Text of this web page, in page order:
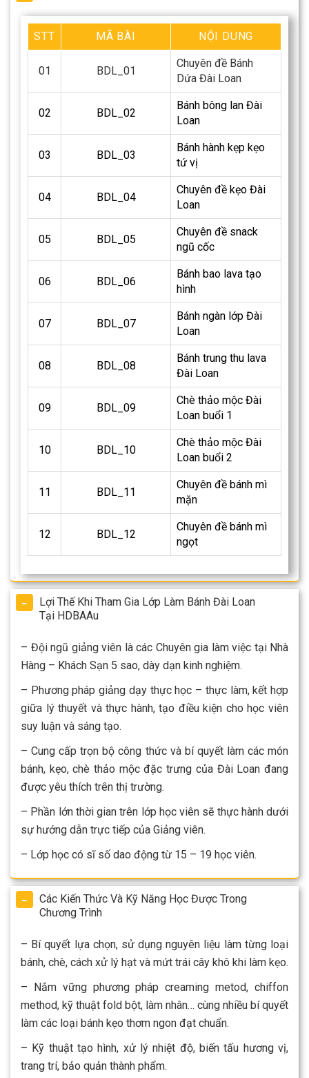
STT MÃ BÀI NỘI DUNG
01 BDL_01
Chuyên đề Bánh
Dứa Đài Loan
02 BDL_02
Bánh bông lan Đài
Loan
03 BDL_03
Bánh hành kẹp kẹo
tứ vị
04 BDL_04
Chuyên đề kẹo Đài
Loan
05 BDL_05
Chuyên đề snack
ngũ cốc
06 BDL_06
Bánh bao lava tạo
hình
07 BDL_07
Bánh ngàn lớp Đài
Loan
08 BDL_08
Bánh trung thu lava
Đài Loan
09 BDL_09
Chè thảo mộc Đài
Loan buổi 1
10 BDL_10
Chè thảo mộc Đài
Loan buổi 2
11 BDL_11
Chuyên đề bánh mì
mặn
12 BDL_12
Chuyên đề bánh mì
ngọt
Lợi Thế Khi Tham Gia Lớp Làm Bánh Đài Loan
Tại HDBAAu
– Đội ngũ giảng viên là các Chuyên gia làm việc tại Nhà
Hàng – Khách Sạn 5 sao, dày dạn kinh nghiệm.
– Phương pháp giảng dạy thực học – thực làm, kết hợp
giữa lý thuyết và thực hành, tạo điều kiện cho học viên
suy luận và sáng tạo.
– Cung cấp trọn bộ công thức và bí quyết làm các món
bánh, kẹo, chè thảo mộc đặc trưng của Đài Loan đang
được yêu thích trên thị trường.
– Phần lớn thời gian trên lớp học viên sẽ thực hành dưới
sự hướng dẫn trực tiếp của Giảng viên.
– Lớp học có sĩ số dao động từ 15 – 19 học viên.
Các Kiến Thức Và Kỹ Năng Học Được Trong
Chương Trình
– Bí quyết lựa chọn, sử dụng nguyên liệu làm từng loại
bánh, chè, cách xử lý hạt và mứt trái cây khô khi làm kẹo.
– Nắm vững phương pháp creaming metod, chiffon
method, kỹ thuật fold bột, làm nhân… cùng nhiều bí quyết
làm các loại bánh kẹo thơm ngon đạt chuẩn.
– Kỹ thuật tạo hình, xử lý nhiệt độ, biến tấu hương vị,
trang trí, bảo quản thành phẩm.